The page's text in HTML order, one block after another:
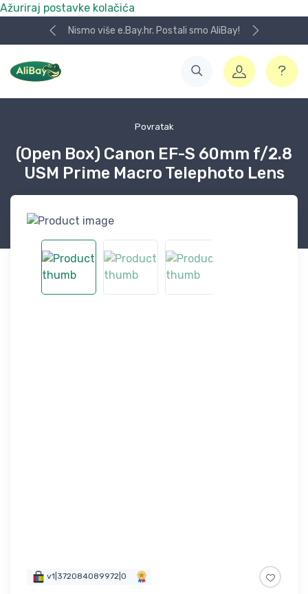
Ažuriraj postavke kolačića
Nismo više e.Bay.hr. Postali smo AliBay!
Povratak
(Open Box) Canon EF-S 60mm f/2.8
USM Prime Macro Telephoto Lens
v1|372084089972|0